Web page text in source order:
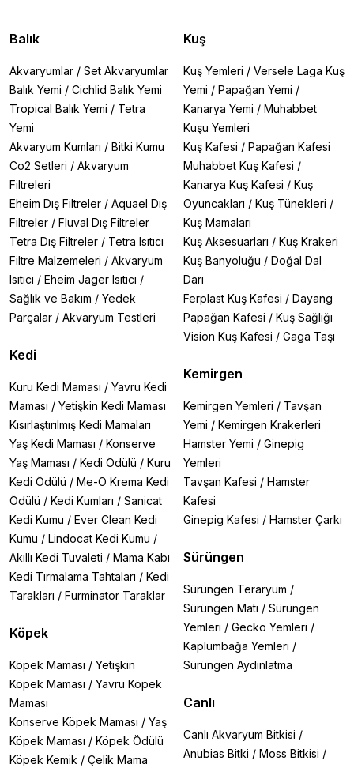
Balık
Akvaryumlar / Set Akvaryumlar
Balık Yemi / Cichlid Balık Yemi
Tropical Balık Yemi / Tetra
Yemi
Akvaryum Kumları / Bitki Kumu
Co2 Setleri / Akvaryum
Filtreleri
Eheim Dış Filtreler / Aquael Dış
Filtreler / Fluval Dış Filtreler
Tetra Dış Filtreler / Tetra Isıtıcı
Filtre Malzemeleri / Akvaryum
Isıtıcı / Eheim Jager Isıtıcı /
Sağlık ve Bakım / Yedek
Parçalar / Akvaryum Testleri
Kedi
Kuru Kedi Maması / Yavru Kedi
Maması / Yetişkin Kedi Maması
Kısırlaştırılmış Kedi Mamaları
Yaş Kedi Maması / Konserve
Yaş Maması / Kedi Ödülü / Kuru
Kedi Ödülü / Me-O Krema Kedi
Ödülü / Kedi Kumları / Sanicat
Kedi Kumu / Ever Clean Kedi
Kumu / Lindocat Kedi Kumu /
Akıllı Kedi Tuvaleti / Mama Kabı
Kedi Tırmalama Tahtaları / Kedi
Tarakları / Furminator Taraklar
Köpek
Köpek Maması / Yetişkin
Köpek Maması / Yavru Köpek
Maması
Konserve Köpek Maması / Yaş
Köpek Maması / Köpek Ödülü
Köpek Kemik / Çelik Mama
Kuş
Kuş Yemleri / Versele Laga Kuş
Yemi / Papağan Yemi /
Kanarya Yemi / Muhabbet
Kuşu Yemleri
Kuş Kafesi / Papağan Kafesi
Muhabbet Kuş Kafesi /
Kanarya Kuş Kafesi / Kuş
Oyuncakları / Kuş Tünekleri /
Kuş Mamaları
Kuş Aksesuarları / Kuş Krakeri
Kuş Banyoluğu / Doğal Dal
Darı
Ferplast Kuş Kafesi / Dayang
Papağan Kafesi / Kuş Sağlığı
Vision Kuş Kafesi / Gaga Taşı
Kemirgen
Kemirgen Yemleri / Tavşan
Yemi / Kemirgen Krakerleri
Hamster Yemi / Ginepig
Yemleri
Tavşan Kafesi / Hamster
Kafesi
Ginepig Kafesi / Hamster Çarkı
Sürüngen
Sürüngen Teraryum /
Sürüngen Matı / Sürüngen
Yemleri / Gecko Yemleri /
Kaplumbağa Yemleri /
Sürüngen Aydınlatma
Canlı
Canlı Akvaryum Bitkisi /
Anubias Bitki / Moss Bitkisi /